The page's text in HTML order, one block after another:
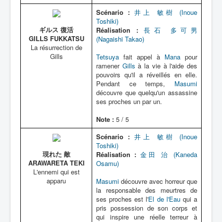
ギルス 復活
GILLS FUKKATSU
La résurrection de
Gills
Scénario : 井上 敏樹 (Inoue
Toshiki)
Réalisation :
長石 多可男
(Nagaishi Takao)
Tetsuya fait appel à Mana pour
ramener Gills à la vie à l'aide des
pouvoirs qu'il a réveillés en elle.
Pendant ce temps, Masumi
découvre que quelqu'un assassine
ses proches un par un.
Note : 5 / 5
現れた 敵
ARAWARETA TEKI
L'ennemi qui est
apparu
Scénario : 井上 敏樹 (Inoue
Toshiki)
Réalisation : 金田 治 (Kaneda
Osamu)
Masumi découvre avec horreur que
la responsable des meurtres de
ses proches est l'El de l'Eauqui a
pris possession de son corps et
qui inspire une réelle terreur à